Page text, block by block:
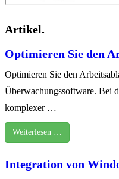
Artikel.
Optimieren Sie den
Optimieren Sie den
Überwachungssoftware. Bei
komplexer …
Weiterlesen …
Integration von